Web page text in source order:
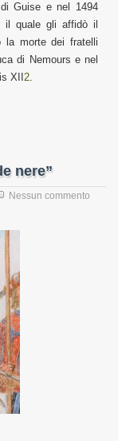
Guise e nel 1494
il quale gli affidò il
la morte dei fratelli
di Nemours e nel
XII 2.
nere”
Nessun commento